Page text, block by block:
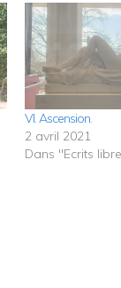
VI. Ascension.
2 avril 2021
Dans "Ecrits